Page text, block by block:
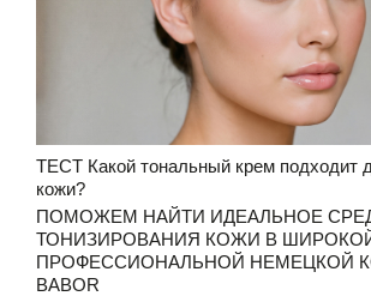
ТЕСТ Какой тональный крем подходит
кожи?
ПОМОЖЕМ НАЙТИ ИДЕАЛЬНОЕ
ТОНИЗИРОВАНИЯ КОЖИ В
ПРОФЕССИОНАЛЬНОЙ НЕМЕЦКОЙ
BABOR